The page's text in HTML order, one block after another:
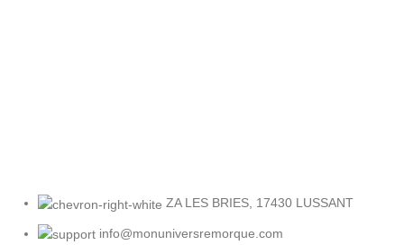
ZA LES BRIES, 17430 LUSSANT
info@monuniversremorque.com